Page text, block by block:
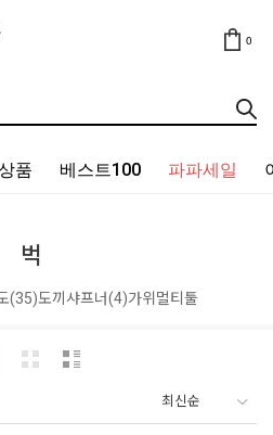
0
품 베스트100 파파세일
벅
(35)도끼샤프너(4)가위멀티툴